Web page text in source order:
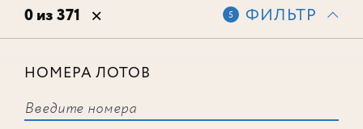
0 из 371 5 ФИЛЬТР
НОМЕРА ЛОТОВ
соответствует ни одного лота